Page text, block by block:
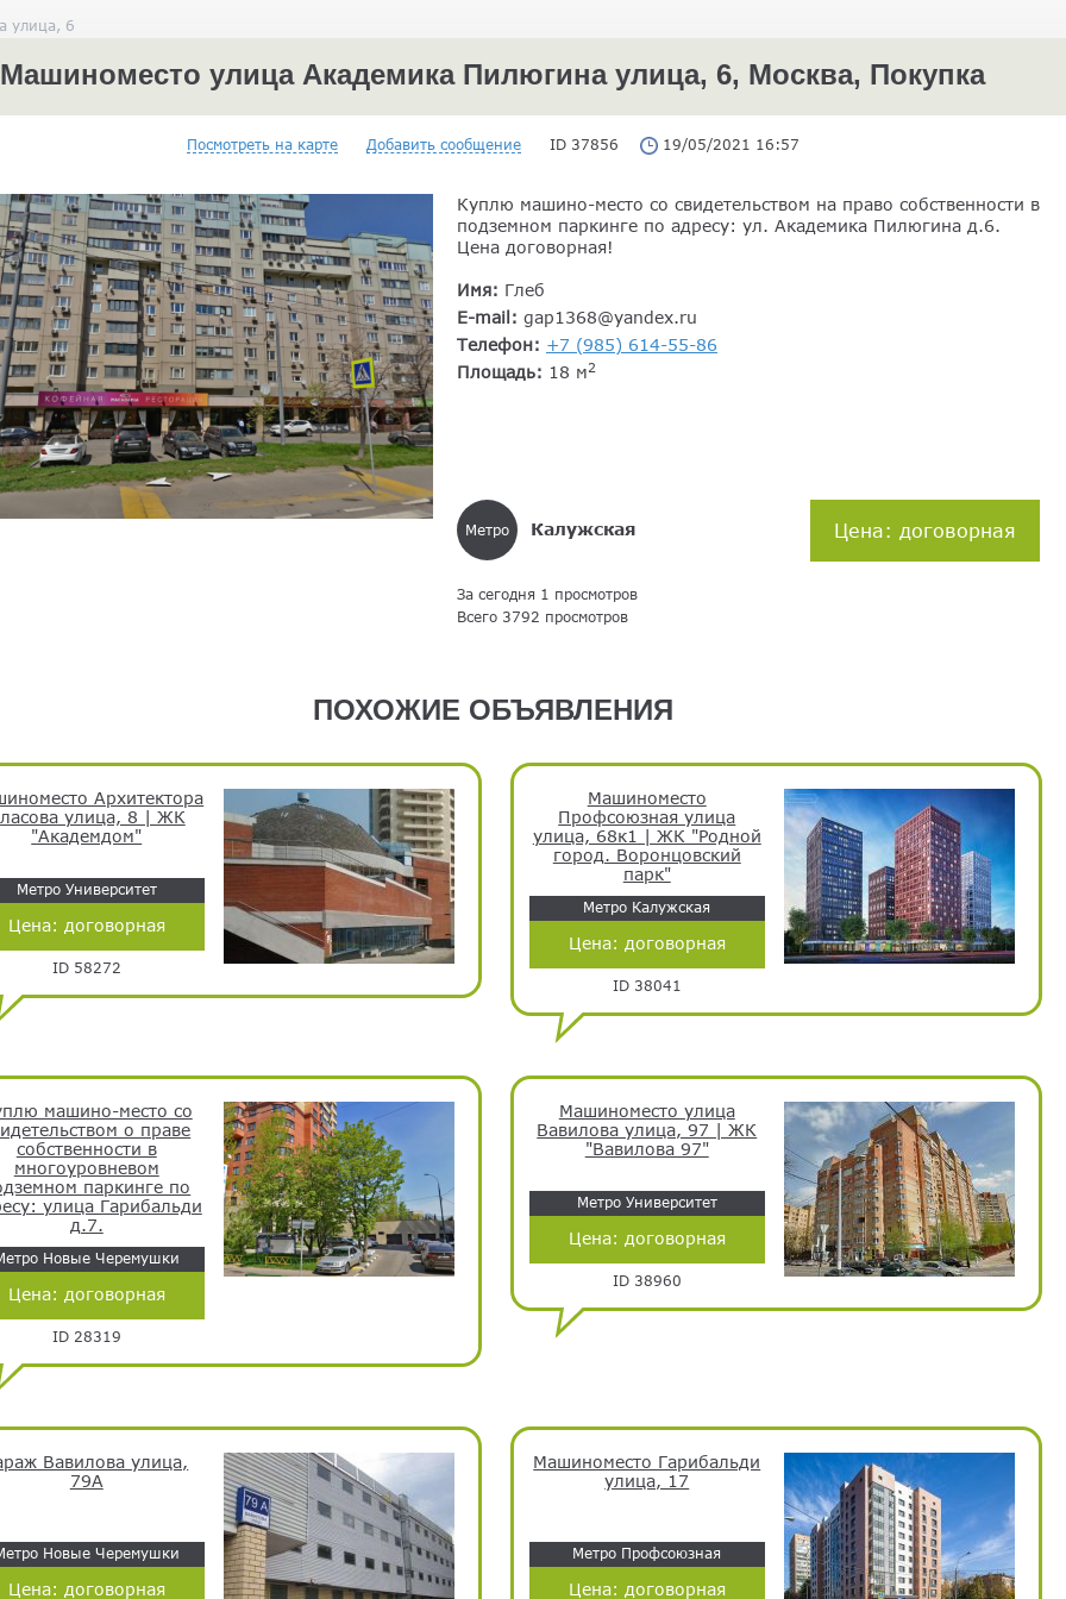
улица, 6
Машиноместо улица Академика Пилюгина улица, 6, Москва, Покупка
Посмотреть на карте Добавить сообщение ID 37856 19/05/2021 16:57
Куплю машино-место со свидетельством на право собственности в
подземном паркинге по адресу: ул. Академика Пилюгина д.6.
Цена договорная!
Имя: Глеб
E-mail: gap1368@yandex.ru
Телефон: +7 (985) 614-55-86
Площадь: 18 м2
Метро Калужская Цена: договорная
За сегодня 1 просмотров
Всего 3792 просмотров
ПОХОЖИЕ ОБЪЯВЛЕНИЯ
Архитектора
улица, 8 | ЖК
"Академдом"
Метро Университет
Цена: договорная
ID 58272
Машиноместо
Профсоюзная улица
улица, 68к1 | ЖК "Родной
город. Воронцовский
парк"
Метро Калужская
Цена: договорная
ID 38041
машино-место со
о праве
собственности в
многоуровневом
паркинге по
улица Гарибальди
д.7.
Новые Черемушки
Цена: договорная
ID 28319
Машиноместо улица
Вавилова улица, 97 | ЖК
"Вавилова 97"
Метро Университет
Цена: договорная
ID 38960
Вавилова улица,
79А
Новые Черемушки
Цена: договорная
Машиноместо Гарибальди
улица, 17
Метро Профсоюзная
Цена: договорная